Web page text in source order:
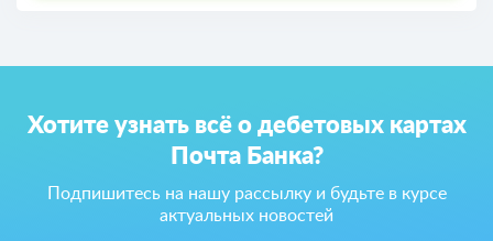
Хотите узнать всё о дебетовых картах
Почта Банка?
Подпишитесь на нашу рассылку и будьте в курсе
актуальных новостей